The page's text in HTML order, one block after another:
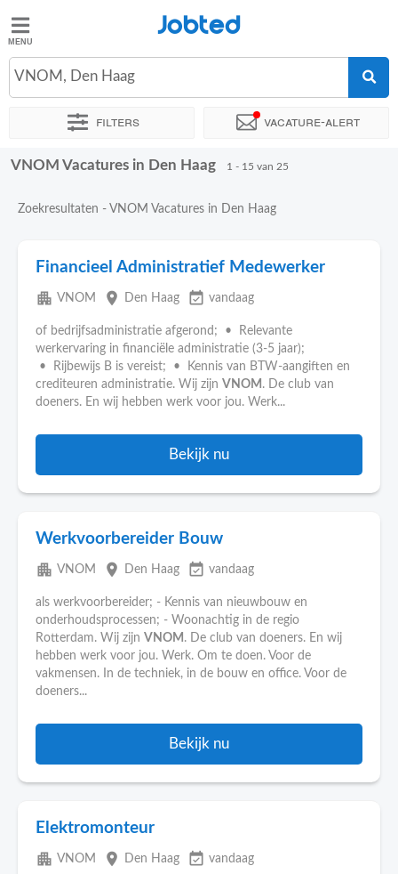
Jobted
Vacatures
Salarissen
Jobted
VNOM, Den Haag
Filters Vacature-alert
Sorteer op Exacte locatie Bedrijf Salarissen
VNOM Vacatures in Den Haag 1 - 15 van 25
Zoekresultaten - VNOM Vacatures in Den Haag
Financieel Administratief Medewerker
apartment VNOM place Den Haag event_available vandaag
of bedrijfsadministratie afgerond; • Relevante
werkervaring in financiële administratie (3-5 jaar);
• Rijbewijs B is vereist; • Kennis van BTW-aangiften en
crediteuren administratie. Wij zijn VNOM . De club van
doeners. En wij hebben werk voor jou. Werk...
Bekijk nu
Werkvoorbereider Bouw
apartment VNOM place Den Haag event_available vandaag
als werkvoorbereider; - Kennis van nieuwbouw en
onderhoudsprocessen; - Woonachtig in de regio
Rotterdam. Wij zijn VNOM . De club van doeners. En wij
hebben werk voor jou. Werk. Om te doen. Voor de
vakmensen. In de techniek, in de bouw en office. Voor de
doeners...
Bekijk nu
Elektromonteur
apartment VNOM place Den Haag event_available vandaag